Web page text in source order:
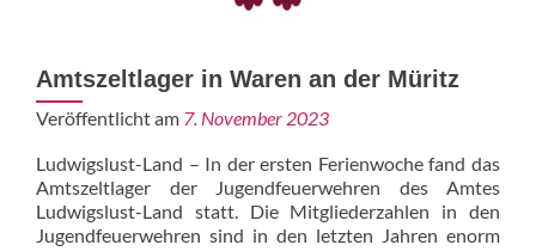
Amtszeltlager in Waren an der Müritz
Veröffentlicht am 7. November 2023
Ludwigslust-Land – In der ersten Ferienwoche fand das
Amtszeltlager der Jugendfeuerwehren des Amtes
Ludwigslust-Land statt. Die Mitgliederzahlen in den
Jugendfeuerwehren sind in den letzten Jahren enorm